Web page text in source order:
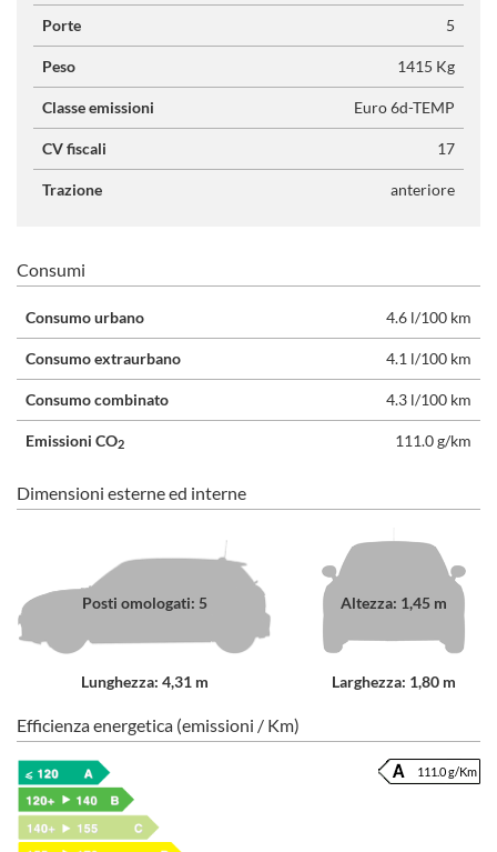
Porte 5
Peso 1415 Kg
Classe emissioni Euro 6d-TEMP
CV fiscali 17
Trazione anteriore
Consumi
Consumo urbano 4.6 l/100 km
Consumo extraurbano 4.1 l/100 km
Consumo combinato 4.3 l/100 km
Emissioni CO2 111.0 g/km
Dimensioni esterne ed interne
Posti omologati: 5
Lunghezza: 4,31 m
Altezza: 1,45 m
Larghezza: 1,80 m
Efficienza energetica (emissioni / Km)
111.0 g/Km